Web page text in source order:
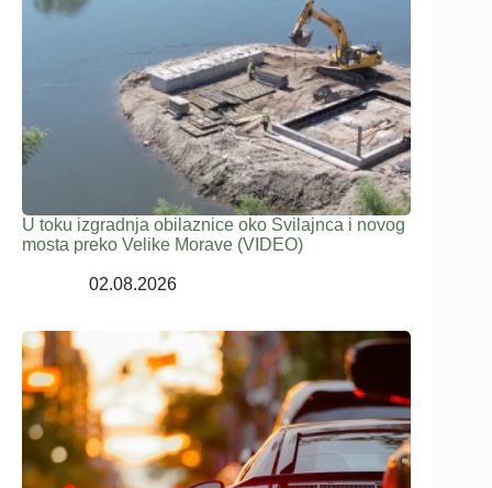
U toku izgradnja obilaznice oko Svilajnca i novog
mosta preko Velike Morave (VIDEO)
02.08.2026